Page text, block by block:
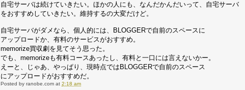
自宅サーバは続けていきたい。ほかの人にも、なんだかんだいって、自宅サーバ
をおすすめしていきたい。維持するの大変だけど。
自宅サーバがダメなら、個人的には、BLOGGERで自前のスペースに
アップロードか、有料のサービスがおすすめ。
memorize買収劇を見てそう思った。
でも、memorizeも有料コースあったし、有料と一口には言えないかー。
えーと、じゃあ、やっぱり、現時点ではBLOGGERで自前のスペース
にアップロードがおすすめだ。
Posted byranobe.com at2:18 am